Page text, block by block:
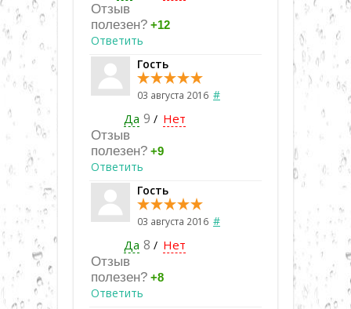
Отзыв
полезен? +12
Ответить
Гость
03 августа 2016 #
Да 9 / Нет
Отзыв
полезен? +9
Ответить
Гость
03 августа 2016 #
Да 8 / Нет
Отзыв
полезен? +8
Ответить